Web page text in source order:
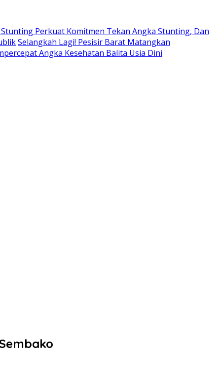
Perkuat Komitmen Tekan Angka Stunting, Dan
Selangkah Lagi! Pesisir Barat Matangkan
Angka Kesehatan Balita Usia Dini